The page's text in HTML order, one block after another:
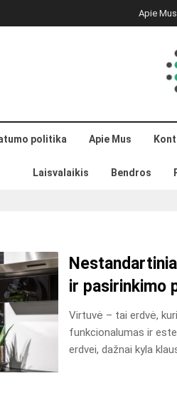
Apie Mus
politika Apie Mus
Laisvalaikis Bendros
ir pasirinkimo
Virtuvė – tai erdvė,
funkcionalumas ir
erdvei, dažnai kyla